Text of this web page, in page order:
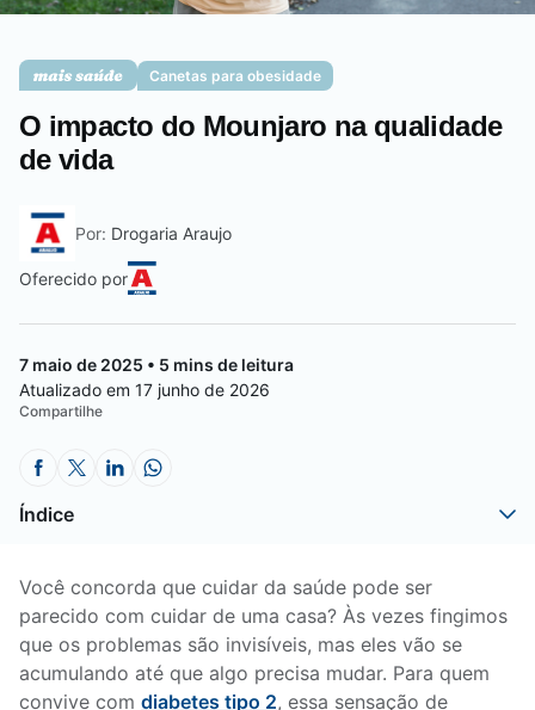
Canetas para obesidade
O impacto do Mounjaro na qualidade
de vida
Por: Drogaria Araujo
Oferecido por
7 maio de 2025 • 5 mins de leitura
Atualizado em 17 junho de 2026
Compartilhe
Índice
Você concorda que cuidar da saúde pode ser
parecido com cuidar de uma casa? Às vezes fingimos
que os problemas são invisíveis, mas eles vão se
acumulando até que algo precisa mudar. Para quem
convive com diabetes tipo 2, essa sensação de